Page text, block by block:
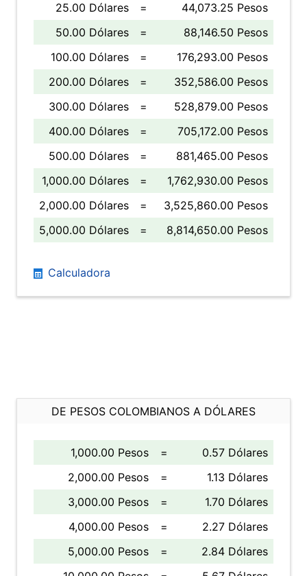
25.00 Dólares
=
44,073.25 Pesos
50.00 Dólares
=
88,146.50 Pesos
100.00 Dólares
=
176,293.00 Pesos
200.00 Dólares
=
352,586.00 Pesos
300.00 Dólares
=
528,879.00 Pesos
400.00 Dólares
=
705,172.00 Pesos
500.00 Dólares
=
881,465.00 Pesos
1,000.00 Dólares
=
1,762,930.00 Pesos
2,000.00 Dólares
=
3,525,860.00 Pesos
5,000.00 Dólares
= 8,814,650.00 Pesos
Calculadora
DE PESOS COLOMBIANOS A DÓLARES
1,000.00 Pesos =
0.57 Dólares
2,000.00 Pesos
=
1.13 Dólares
3,000.00 Pesos
=
1.70 Dólares
4,000.00 Pesos
=
2.27 Dólares
5,000.00 Pesos
=
2.84 Dólares